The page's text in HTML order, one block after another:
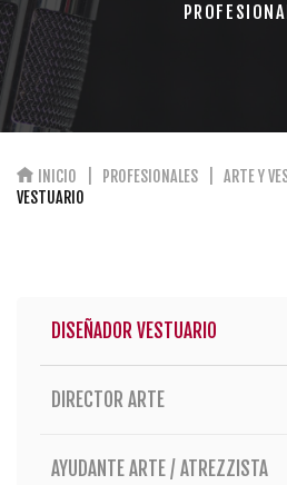
INICIO PROFESIONALES ARTE Y
VESTUARIO
DISEÑADOR VESTUARIO
DIRECTOR ARTE
AYUDANTE ARTE / ATREZZISTA